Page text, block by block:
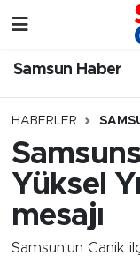
Samsun Haber
HABERLER
Yüksel
mesajı
Samsun'un Canik
Samsun
Samsun
Resmi İlanlar
Samsun
SAMSUN
Samsun
Süper Lig